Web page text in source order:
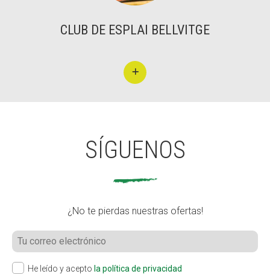
CLUB DE ESPLAI BELLVITGE
SÍGUENOS
¿No te pierdas nuestras ofertas!
He leído y acepto la política de privacidad